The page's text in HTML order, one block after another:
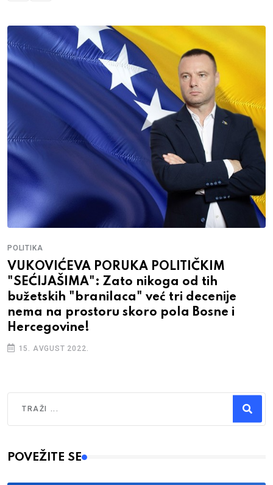
POLITIKA
VUKOVIĆEVA PORUKA POLITIČKIM
"SEĆIJAŠIMA": Zato nikoga od tih
bužetskih "branilaca" već tri decenije
nema na prostoru skoro pola Bosne i
Hercegovine!
15. AVGUST 2022.
Type 2 or more characters for results.
POVEŽITE SE